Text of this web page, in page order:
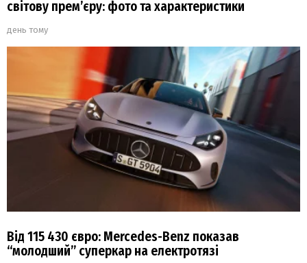
світову прем’єру: фото та характеристики
день тому
Від 115 430 євро: Mercedes-Benz показав
“молодший” суперкар на електротязі